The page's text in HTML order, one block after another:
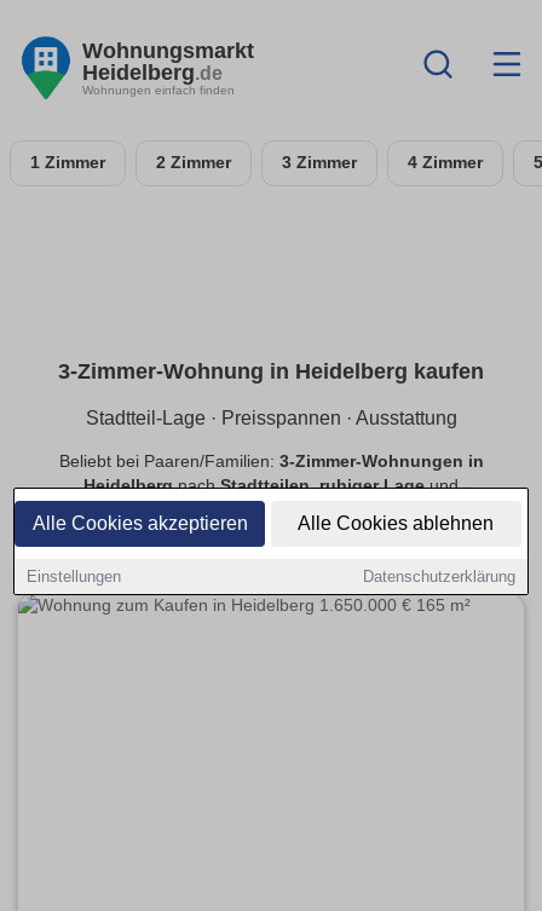
Alle Cookies akzeptieren Alle Cookies ablehnen
Einstellungen Datenschutzerklärung
Wohnungsmarkt
Heidelberg.de
Wohnungen einfach finden
1 Zimmer 2 Zimmer 3 Zimmer 4 Zimmer
3-Zimmer-Wohnung in Heidelberg kaufen
Stadtteil-Lage · Preisspannen · Ausstattung
Beliebt bei Paaren/Familien: 3-Zimmer-Wohnungen in
HeidelbergnachStadtteilen,ruhiger Lageund
Balkon
provisionsfrei.